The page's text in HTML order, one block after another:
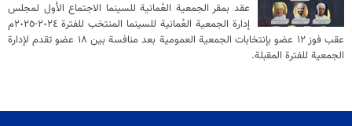
عقد بمقر الجمعية العُمانية للسينما الاجتماع الأول لمجلس
إدارة الجمعية العُمانية للسينما المنتخب للفترة ٢٠٢٤-٢٠٢٥م
عقب فوز ١٢ عضو بإنتخابات الجمعية العمومية بعد منافسة بين ١٨ عضو تقدم لإدارة
الجمعية للفترة المقبلة.